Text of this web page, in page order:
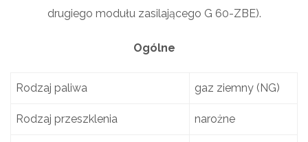
drugiego modułu zasilającego G 60-ZBE).
Ogólne
Rodzaj paliwa gaz ziemny (NG)
Rodzaj przeszklenia narożne